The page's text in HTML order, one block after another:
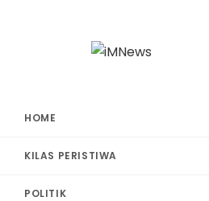
HOME
KILAS PERISTIWA
POLITIK